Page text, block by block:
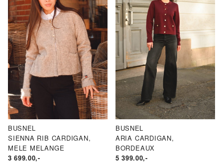
BUSNEL
SIENNA RIB CARDIGAN,
MELE MELANGE
3 699.00,-
BUSNEL
ARIA CARDIGAN,
BORDEAUX
5 399.00,-